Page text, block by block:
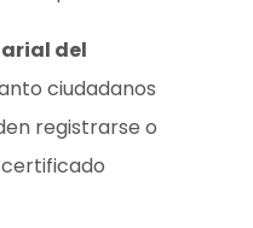
del
ciudadanos
registrarse o